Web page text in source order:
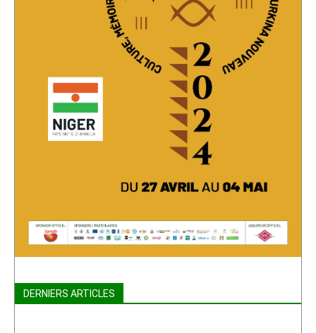
DERNIERS ARTICLES